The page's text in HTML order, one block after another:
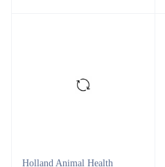
Holland Animal Health